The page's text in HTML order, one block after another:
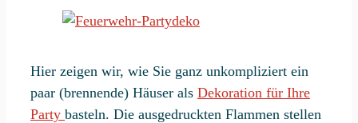
Hier zeigen wir, wie Sie ganz unkompliziert ein
paar (brennende) Häuser als Dekoration für Ihre
Party basteln. Die ausgedruckten Flammen stellen